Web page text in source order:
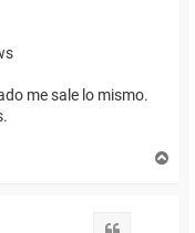
me sale lo mismo.